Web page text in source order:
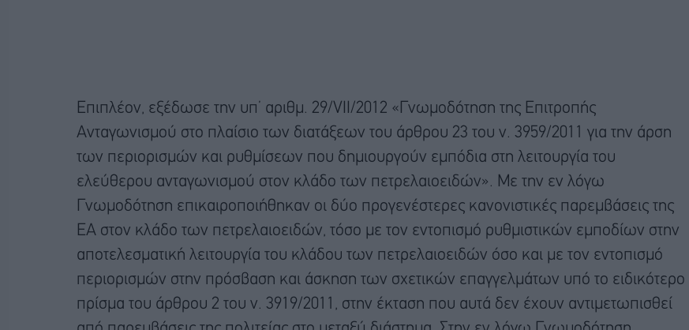
Επιπλέον, εξέδωσε την υπ’ αριθμ. 29/VII/2012 «Γνωμοδότηση της Επιτροπής
Ανταγωνισμού στο πλαίσιο των διατάξεων του άρθρου 23 του ν. 3959/2011 για την άρση
των περιορισμών και ρυθμίσεων που δημιουργούν εμπόδια στη λειτουργία του
ελεύθερου ανταγωνισμού στον κλάδο των πετρελαιοειδών». Με την εν λόγω
Γνωμοδότηση επικαιροποιήθηκαν οι δύο προγενέστερες κανονιστικές παρεμβάσεις της
ΕΑ στον κλάδο των πετρελαιοειδών, τόσο με τον εντοπισμό ρυθμιστικών εμποδίων στην
αποτελεσματική λειτουργία του κλάδου των πετρελαιοειδών όσο και με τον εντοπισμό
περιορισμών στην πρόσβαση και άσκηση των σχετικών επαγγελμάτων υπό το ειδικότερο
πρίσμα του άρθρου 2 του ν. 3919/2011, στην έκταση που αυτά δεν έχουν αντιμετωπισθεί